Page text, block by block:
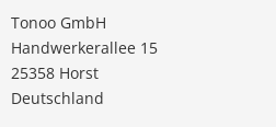
Tonoo GmbH
Handwerkerallee 15
25358 Horst
Deutschland